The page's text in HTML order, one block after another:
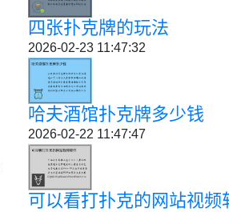
四张扑克牌的玩法
2026-02-23 11:47:32
哈夫酒馆扑克牌多少钱
2026-02-22 11:47:47
可以看打扑克的网站视频